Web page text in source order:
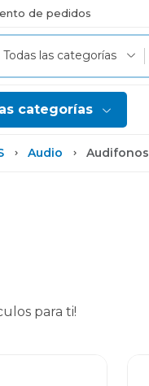
de pedidos
Todas las categorías
categorías
Audio Audifonos
para ti!